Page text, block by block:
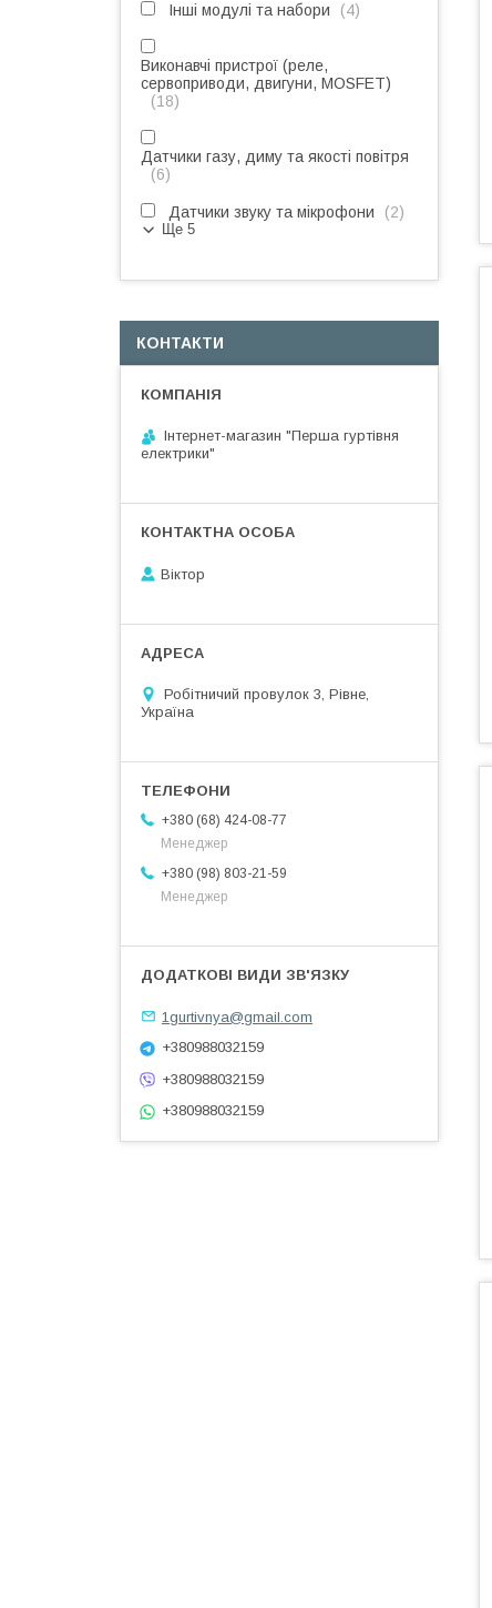
Інші модулі та набори 4
Виконавчі пристрої (реле,
сервоприводи, двигуни, MOSFET)
18
Датчики газу, диму та якості повітря
6
Датчики звуку та мікрофони 2
Ще 5
КОНТАКТИ
Інтернет-магазин "Перша гуртівня
електрики"
Віктор
Робітничий провулок 3, Рівне,
Україна
+380 (68) 424-08-77
Менеджер
+380 (98) 803-21-59
Менеджер
1gurtivnya@gmail.com
+380988032159
+380988032159
+380988032159